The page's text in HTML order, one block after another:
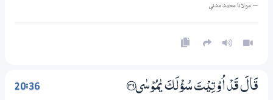
— مولانا محمد مدني
20:36 قَالَ قَدْ اُوْتِيْتَ سُؤْلَكَ يٰمُوْسٰى ؁36